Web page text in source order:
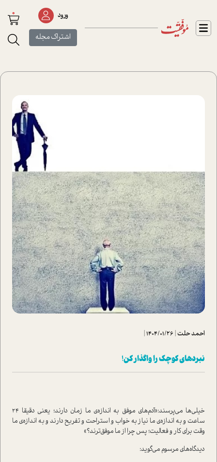
ورود
اشتراک مجله
0
احمد حلت|
1404/01/26
|
نبردهای کوچک را واگذار کن!
خیلی‌ها می‌پرسند:«آدم‌های موفق به اندازه‌ی ما زمان دارند؛ یعنی دقیقا 24
ساعت و به اندازه‌ی ما نیاز به خواب و استراحت و تفریح دارند و به اندازه‌ی ما
وقت برای کار و فعالیت؛ پس چرا از ما موفق‌ترند؟»
دیدگاه‌های مرسوم می‌گوید: